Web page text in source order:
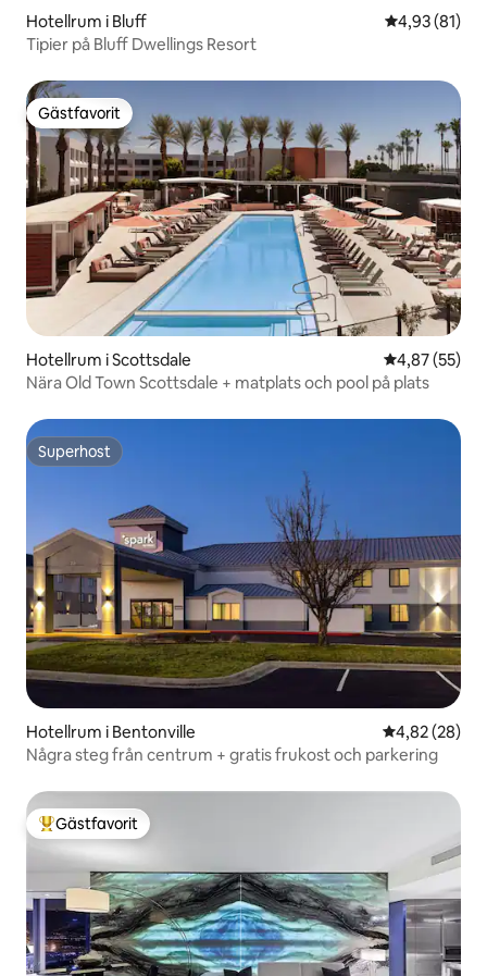
Hotellrum i Bluff 4,93 av 5 i
4,93 (81)
Tipier på Bluff Dwellings Resort
Gästfavorit
Gästfavorit
Hotellrum i Scottsdale 4,87 av 5 i
4,87 (55)
Nära Old Town Scottsdale + matplats och pool på plats
Superhost
Superhost
Hotellrum i Bentonville 4,82 av 5 i
4,82 (28)
Några steg från centrum + gratis frukost och parkering
Populär gästfavorit
Gästfavorit